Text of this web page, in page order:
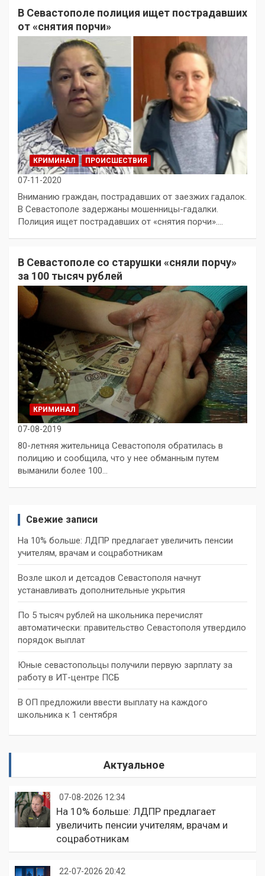
В Севастополе полиция ищет пострадавших
от «снятия порчи»
КРИМИНАЛ ПРОИСШЕСТВИЯ
07-11-2020
Вниманию граждан, пострадавших от заезжих гадалок.
В Севастополе задержаны мошенницы-гадалки.
Полиция ищет пострадавших от «снятия порчи».…
В Севастополе со старушки «сняли порчу»
за 100 тысяч рублей
КРИМИНАЛ
07-08-2019
80-летняя жительница Севастополя обратилась в
полицию и сообщила, что у нее обманным путем
выманили более 100…
Свежие записи
На 10% больше: ЛДПР предлагает увеличить пенсии
учителям, врачам и соцработникам
Возле школ и детсадов Севастополя начнут
устанавливать дополнительные укрытия
По 5 тысяч рублей на школьника перечислят
автоматически: правительство Севастополя утвердило
порядок выплат
Юные севастопольцы получили первую зарплату за
работу в ИТ-центре ПСБ
В ОП предложили ввести выплату на каждого
школьника к 1 сентября
Актуальное
07-08-2026 12:34
На 10% больше: ЛДПР предлагает
увеличить пенсии учителям, врачам и
соцработникам
22-07-2026 20:42